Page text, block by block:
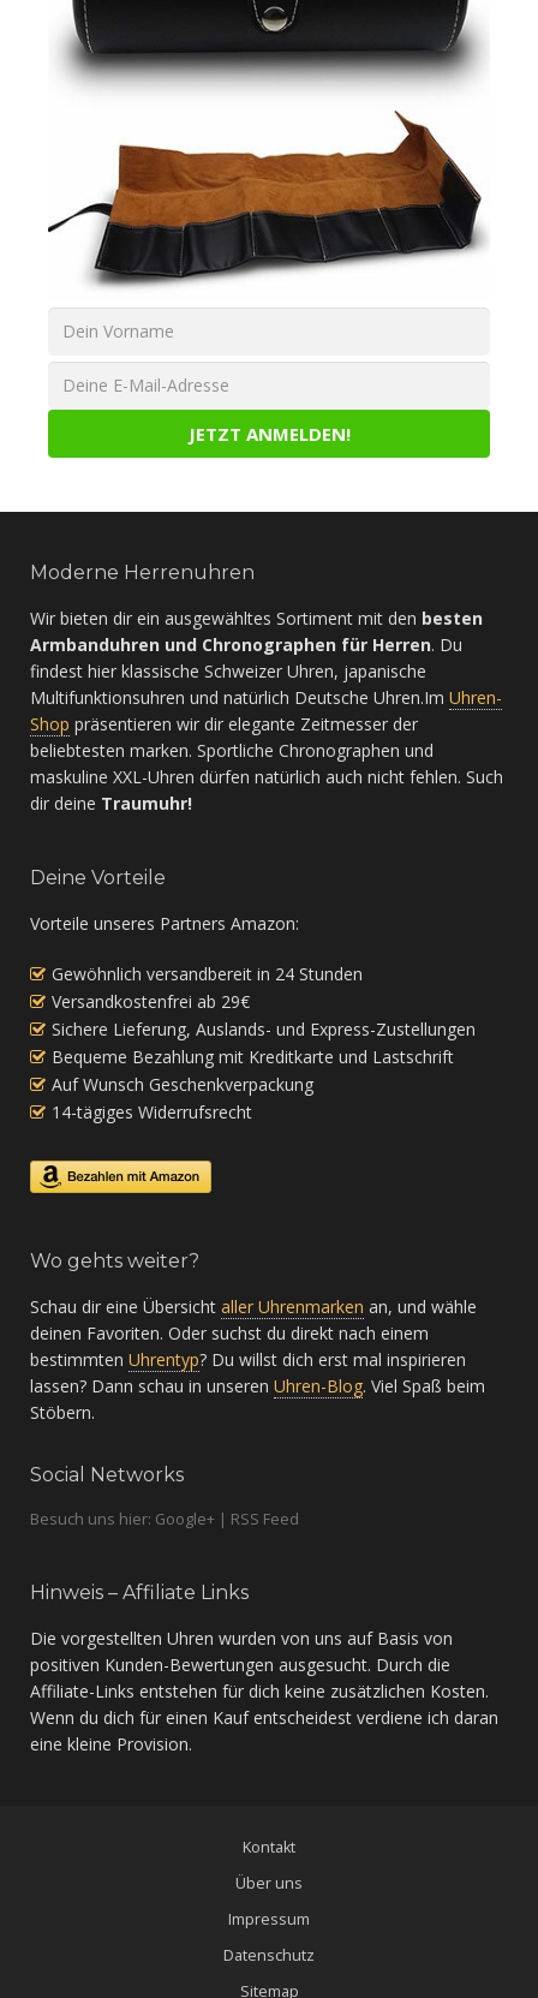
Moderne Herrenuhren
Wir bieten dir ein ausgewähltes Sortiment mit den besten
Armbanduhren und Chronographen für Herren. Du
findest hier klassische Schweizer Uhren, japanische
Multifunktionsuhren und natürlich Deutsche Uhren.Im Uhren-
Shop präsentieren wir dir elegante Zeitmesser der
beliebtesten marken. Sportliche Chronographen und
maskuline XXL-Uhren dürfen natürlich auch nicht fehlen. Such
dir deine Traumuhr!
Deine Vorteile
Vorteile unseres Partners Amazon:
Gewöhnlich versandbereit in 24 Stunden
Versandkostenfrei ab 29€
Sichere Lieferung, Auslands- und Express-Zustellungen
Bequeme Bezahlung mit Kreditkarte und Lastschrift
Auf Wunsch Geschenkverpackung
14-tägiges Widerrufsrecht
Wo gehts weiter?
Schau dir eine Übersicht aller Uhrenmarken an, und wähle
deinen Favoriten. Oder suchst du direkt nach einem
bestimmten Uhrentyp? Du willst dich erst mal inspirieren
lassen? Dann schau in unseren Uhren-Blog. Viel Spaß beim
Stöbern.
Social Networks
Besuch uns hier: Google+ | RSS Feed
Hinweis – Affiliate Links
Die vorgestellten Uhren wurden von uns auf Basis von
positiven Kunden-Bewertungen ausgesucht. Durch die
Affiliate-Links entstehen für dich keine zusätzlichen Kosten.
Wenn du dich für einen Kauf entscheidest verdiene ich daran
eine kleine Provision.
Kontakt
Über uns
Impressum
Datenschutz
Sitemap